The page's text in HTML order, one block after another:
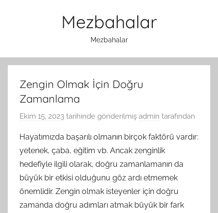
Mezbahalar
Mezbahalar
Zengin Olmak İçin Doğru
Zamanlama
Ekim 15, 2023 tarihinde gönderilmiş admin tarafından
Hayatımızda başarılı olmanın birçok faktörü vardır:
yetenek, çaba, eğitim vb. Ancak zenginlik
hedefiyle ilgili olarak, doğru zamanlamanın da
büyük bir etkisi olduğunu göz ardı etmemek
önemlidir. Zengin olmak isteyenler için doğru
zamanda doğru adımları atmak büyük bir fark